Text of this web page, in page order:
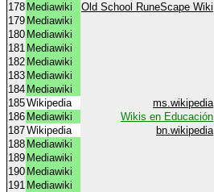
178 Mediawiki Old School RuneScape Wiki
179 Mediawiki
180 Mediawiki
181 Mediawiki
182 Mediawiki
183 Mediawiki
184 Mediawiki
185Wikipedia ms.wikipedia
186 Mediawiki Wikis en Educación
187Wikipedia bn.wikipedia
188 Mediawiki
189 Mediawiki
190 Mediawiki
191 Mediawiki